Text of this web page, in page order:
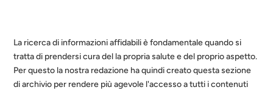
La ricerca di informazioni affidabili è fondamentale quando si
tratta di prendersi cura del la propria salute e del proprio aspetto.
Per questo la nostra redazione ha quindi creato questa sezione
di archivio per rendere più agevole l'accesso a tutti i contenuti